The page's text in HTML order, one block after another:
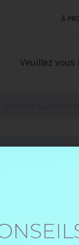
À
Veuillez